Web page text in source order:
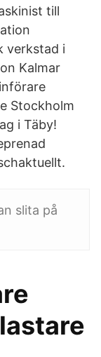
till
verkstad i
Kalmar
Stockholm
i Täby!
slita på